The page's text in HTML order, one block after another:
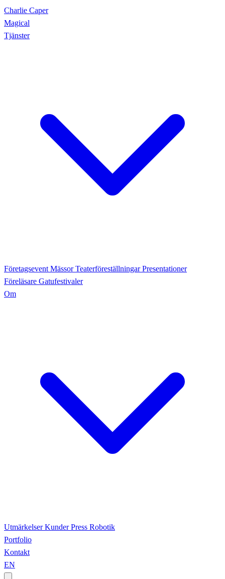
Charlie Caper
Magical
Tjänster
Företagsevent MässorTeaterföreställningarPresentationer
Föreläsare Gatufestivaler
Om
UtmärkelserKunderPress Robotik
Portfolio
Kontakt
EN